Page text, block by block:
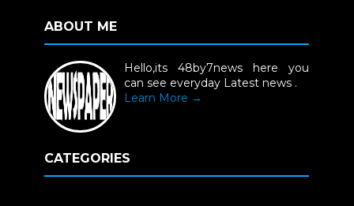
ABOUT ME
Hello,its 48by7news here you
can see everyday Latest news .
Learn More →
CATEGORIES